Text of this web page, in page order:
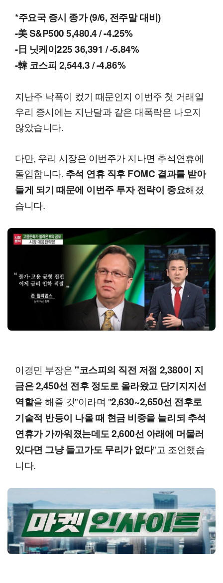
*주요국 증시 종가 (9/6, 전주말 대비)
-美 S&P500 5,480.4 / -4.25%
-日 닛케이225 36,391 / -5.84%
-韓 코스피 2,544.3 / -4.86%
지난주 낙폭이 컸기 때문인지 이번주 첫 거래일
우리 증시에는 지난달과 같은 대폭락은 나오지
않았습니다.
다만, 우리 시장은 이번주가 지나면 추석연휴에
돌입합니다. 추석 연휴 직후 FOMC 결과를 받아
들게 되기 때문에 이번주 투자 전략이 중요해졌
습니다.
이경민 부장은 "코스피의 직전 저점 2,380이 지
금은 2,450선 전후 정도로 올라왔고 단기지지선
역할을 해줄 것"이라며 "2,630~2,650선 전후로
기술적 반등이 나올 때 현금 비중을 늘리되 추석
연휴가 가까워졌는데도 2,600선 아래에 머물러
있다면 그냥 들고가도 무리가 없다"고 조언했습
니다.